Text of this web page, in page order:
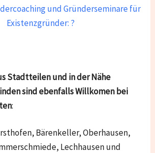
und Gründerseminare für
Existenzgründer: ?
Stadtteilen und in der Nähe
sind ebenfalls Willkomen bei
:
Bärenkeller, Oberhausen,
Lechhausen und